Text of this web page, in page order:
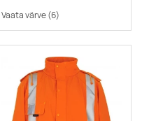
Vaata värve(6)